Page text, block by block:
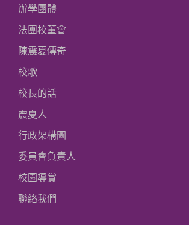
辦學團體
法團校董會
陳震夏傳奇
校歌
校長的話
震夏人
行政架構圖
委員會負責人
校園導賞
聯絡我們